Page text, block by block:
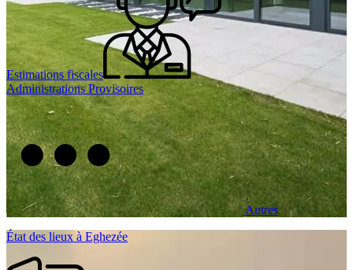
Estimations fiscales
Administrations Provisoires
Autres
État des lieux à Eghezée